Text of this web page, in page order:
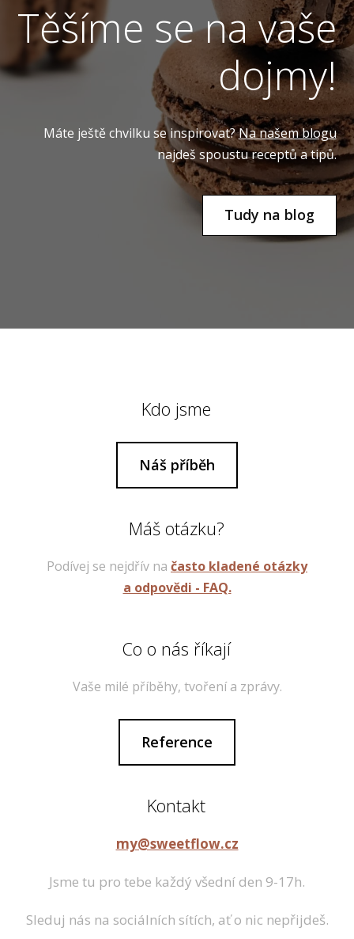
Těšíme se na vaše
dojmy!
Máte ještě chvilku se inspirovat?Na našem blogu
najdeš spoustu receptů a tipů.
Tudy na blog
Kdo jsme
Náš příběh
Máš otázku?
Podívej se nejdřív na často kladené otázky
a odpovědi - FAQ.
Co o nás říkají
Vaše milé příběhy, tvoření a zprávy.
Reference
Kontakt
my@sweetflow.cz
Jsme tu pro tebe každý všední den 9-17h.
Sleduj nás na sociálních sítích, ať o nic nepřijdeš.